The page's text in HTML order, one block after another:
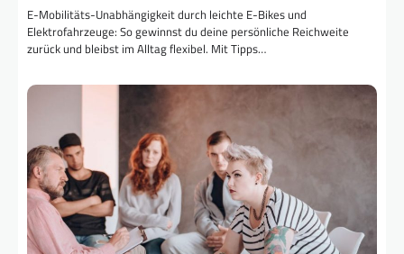
E-Mobilitäts-Unabhängigkeit durch leichte E-Bikes und
Elektrofahrzeuge: So gewinnst du deine persönliche Reichweite
zurück und bleibst im Alltag flexibel. Mit Tipps…